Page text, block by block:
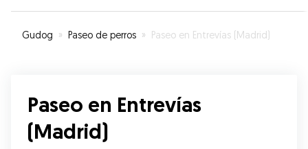
Gudog » Paseo de perros » Paseo en Entrevías (Madrid)
Paseo en Entrevías
(Madrid)